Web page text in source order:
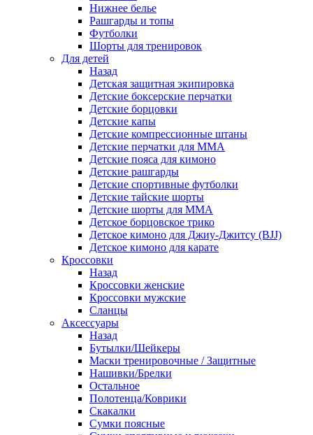
Нижнее белье
Рашгарды и топы
Футболки
Шорты для тренировок
Для детей
Назад
Детская защитная экипировка
Детские боксерские перчатки
Детские борцовки
Детские капы
Детские компрессионные штаны
Детские перчатки для ММА
Детские пояса для кимоно
Детские рашгарды
Детские спортивные футболки
Детские тайские шорты
Детские шорты для ММА
Детское борцовское трико
Детское кимоно для Джиу-Джитсу (BJJ)
Детское кимоно для карате
Кроссовки
Назад
Кроссовки женские
Кроссовки мужские
Сланцы
Аксессуары
Назад
Бутылки/Шейкеры
Маски тренировочные / Защитные
Нашивки/Брелки
Остальное
Полотенца/Коврики
Скакалки
Сумки поясные